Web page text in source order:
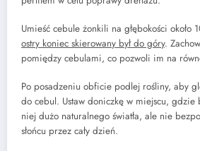
Umieść cebule żonkili na głębokości około
ostry koniec skierowany był do góry.
pomiędzy cebulami, co pozwoli im na
Po posadzeniu obficie podlej rośliny, aby
do cebul. Ustaw doniczkę w miejscu, gdzie
niej dużo naturalnego światła, ale nie
słońcu przez cały dzień.